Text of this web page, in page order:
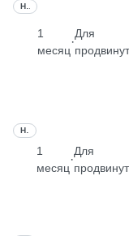
1
месяц
·
Для
1
месяц
·
Для